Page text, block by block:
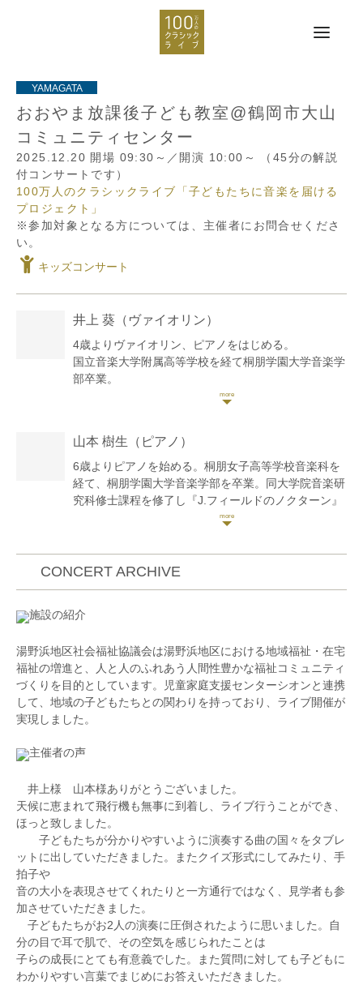
おおやま放課後子ども教室@鶴岡市大山
コミュニティセンター
2025.12.20 開場 09:30～／開演 10:00～
（45分の解説
付コンサートです）
100万人のクラシックライブ「子どもたちに音楽を届ける
プロジェクト」
※参加対象となる方については、主催者にお問合せくださ
い。
キッズコンサート
井上 葵 （ヴァイオリン）
4歳よりヴァイオリン、ピアノをはじめる。
国立音楽大学附属高等学校を経て桐朋学園大学音楽学
部卒業。
第4回全日本芸術コンクール第2位。第20回長江杯国
トレス、ソリストを務める。
2017年日本モーツァルト青少年管弦楽団オーストリ
ア・イタリア公演出演。
2017年フランスニース夏期国際音楽アカデミーマス
タークラス修了。ディプロマ取得。選抜コンサートに
カデミーマスタークラスにてDominika Falger氏、
クラスをオーディションによる受講費全額助成を受け
ラフォルジュルネ音楽祭等、学内外のオーケストラ、
室内楽などに参加。東京交響楽団をはじめ国内オーケ
ストラのエキストラとして出演。
現在ではオーケストラ、室内楽、ブライダル演奏、ア
ーティストのサポート等クラシック以外にポップスや
これまでに守田マヤ、吉野薫、豊田弓乃の各氏に師
郁、伊藤亮太郎、倉田優、エマニュエル・ジラールの
各氏に師事。 ピアノを吉野康弘、宮木麻衣の各氏に
師事。
中学校教諭一種免許状(音楽)、高等学校教諭一種免許
状(音楽)取得。洗足学園音楽大学演奏補助員。
山本 樹生 （ピアノ）
6歳よりピアノを始める。桐朋女子高等学校音楽科を
経て、桐朋学園大学音楽学部を卒業。同大学院音楽研
究科修士課程を修了し『J.フィールドのノクターン』
第6回 横浜国際音楽コンクール 中学の部 第2位 F.Liszt
賞。第68回 全日本学生音楽コンクール 高校生の部 東
ク音楽コンクール全国大会 高校男子の部 第3位 。第1
位(最高位) 第9回 高橋多佳子プロデュースせんがわピ
アノオーディションにて下田幸二氏による審査員賞な
ど、数々のコンクールで入賞。
現在はソロ活動だけでなくコンクールやコンサートの
日々研鑽を積んでいる。また、共演者からの信頼も厚
河内純、B.カヴァラ、I.スティルチンスキ、P.ドヴァ
イヨン、M.ヴォスクレセンスキ、W.ヴァツィンガ
ー、M.プリンツ各氏のレッスンを受講。
の各氏に師事。
これまでにピアノを河内純、長谷川由美子、斎木隆、
練木繁夫各氏に師事。
桐朋学園大学音楽学部附属子供のための音楽教室仙川
教室ピアノ実技非常勤講師。
公式ウェブサイト:https://tatsuki-dad.jimdofree.com
CONCERT ARCHIVE
施設の紹介
湯野浜地区社会福祉協議会は湯野浜地区における地域福祉・在宅
福祉の増進と、人と人のふれあう人間性豊かな福祉コミュニティ
づくりを目的としています。児童家庭支援センターシオンと連携
して、地域の子どもたちとの関わりを持っており、ライブ開催が
実現しました。
主催者の声
井上様 山本様ありがとうございました。
天候に恵まれて飛行機も無事に到着し、ライブ行うことができ、
ほっと致しました。
子どもたちが分かりやすいように演奏する曲の国々をタブレ
ットに出していただきました。またクイズ形式にしてみたり、手
拍子や
音の大小を表現させてくれたりと一方通行ではなく、見学者も参
加させていただきました。
子どもたちがお2人の演奏に圧倒されたように思いました。自
分の目で耳で肌で、その空気を感じられたことは
子らの成長にとても有意義でした。また質問に対しても子どもに
わかりやすい言葉でまじめにお答えいただきました。